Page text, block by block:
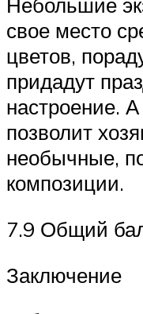
Небольшие
свое место
цветов,
придадут
настроение.
позволит
необычные,
композиции.
7.9 Общий
Заключение